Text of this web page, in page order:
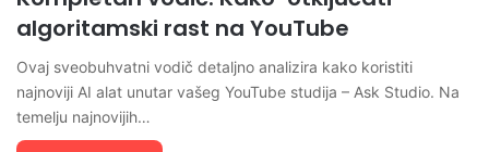
algoritamski rast na YouTube
Ovaj sveobuhvatni vodič detaljno analizira kako koristiti
najnoviji AI alat unutar vašeg YouTube studija – Ask Studio. Na
temelju najnovijih…